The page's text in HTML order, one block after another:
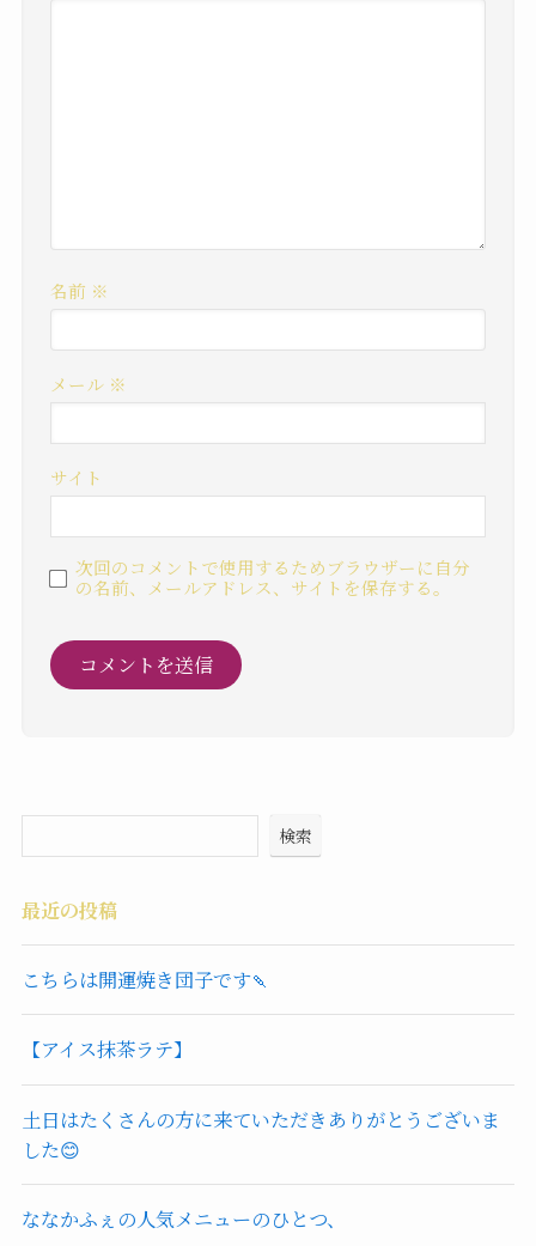
名前 ※
メール ※
サイト
次回のコメントで使用するためブラウザーに自分
の名前、メールアドレス、サイトを保存する。
検索
最近の投稿
こちらは開運焼き団子です🍡
【アイス抹茶ラテ】
土日はたくさんの方に来ていただきありがとうございま
した😊
ななかふぇの人気メニューのひとつ、